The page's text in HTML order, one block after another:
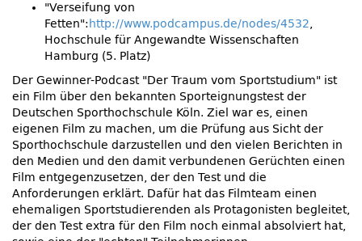
Verseifung von
Fetten : http://www.podcampus.de/nodes/4532,
Hochschule für Angewandte Wissenschaften
Hamburg (5. Platz)
Der Gewinner-Podcast Der Traum vom Sportstudium
ist
ein Film über den bekannten Sporteignungstest der
Deutschen Sporthochschule Köln. Ziel war es, einen
eigenen Film zu machen, um die Prüfung aus Sicht der
Sporthochschule darzustellen und den vielen Berichten in
den Medien und den damit verbundenen Gerüchten einen
Film entgegenzusetzen, der den Test und die
Anforderungen erklärt. Dafür hat das Filmteam einen
ehemaligen Sportstudierenden als Protagonisten begleitet,
der den Test extra für den Film noch einmal absolviert hat,